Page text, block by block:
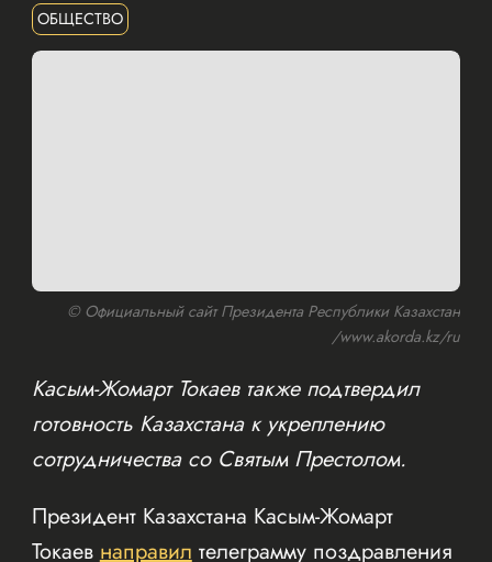
ОБЩЕСТВО
© Официальный сайт Президента Республики Казахстан
/www.akorda.kz/ru
Касым-Жомарт Токаев также подтвердил
готовность Казахстана к укреплению
сотрудничества со Святым Престолом.
Президент Казахстана Касым-Жомарт
Токаев направил телеграмму поздравления